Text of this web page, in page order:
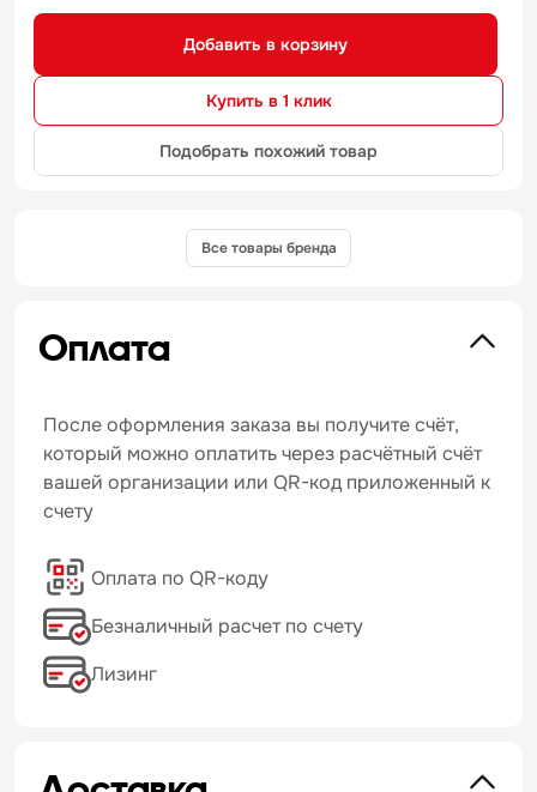
Добавить в корзину
Купить в 1 клик
Подобрать похожий товар
Все товары бренда
Оплата
После оформления заказа вы получите счёт,
который можно оплатить через расчётный счёт
вашей организации или QR-код приложенный к
счету
Оплата по QR-коду
Безналичный расчет по счету
Лизинг